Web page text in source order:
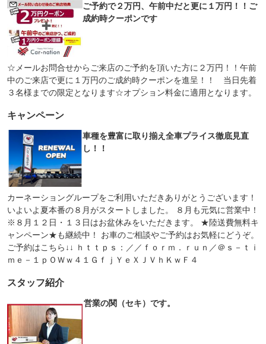
ご予約で２万円、午前中だと更に１万円！！ご
成約時クーポンです
☆メールお問合せからご来店のご予約を頂いた方に２万円！！午前
中のご来店で更に１万円のご成約時クーポンを進呈！！ 当日先着
３名様までの限定となります☆オプション料金に適用となります。
キャンペーン
車種を豊富に取り揃え全車プライス徹底見直
し！！
カーネーショングループをご利用いただきありがとうございます！
いよいよ夏本番の８月がスタートしました。 ８月も元気に営業中！
※８月１２日・１３日はお盆休みをいただきます。 ★陸送費無料キ
ャンペーン★も継続中！ お車のご相談やご予約はお気軽にどうぞ。
ご予約はこちら↓↓ ｈｔｔｐｓ：／／ｆｏｒｍ．ｒｕｎ／＠ｓ－ｔｉ
ｍｅ－１ｐＯＷｗ４１ＧｆｊＹｅＸＪＶｈＫｗＦ４
スタッフ紹介
営業の関（セキ）です。